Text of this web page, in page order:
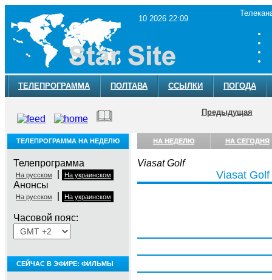
10 2026 22:09
ТЕЛЕПРОГРАММА ПОЛТАВА ССЫЛКИ ПОГОДА
Предыдущая
ТЕЛЕПРОГРАММА НА НЕДЕЛЮ
Телепрограмма
На русском На украинском
Анонсы
На русском На украинском
Часовой пояс:
СЕЙЧАС В ЭФИРЕ: ФИЛЬМЫ
НА НЕДЕЛЮ НА СЕГОДНЯ
Viasat Golf
Viasat Golf